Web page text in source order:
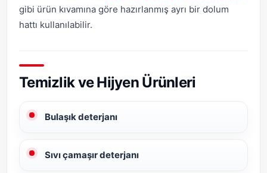
gibi ürün kıvamına göre hazırlanmış ayrı bir dolum
hattı kullanılabilir.
Temizlik ve Hijyen Ürünleri
Bulaşık deterjanı
Sıvı çamaşır deterjanı